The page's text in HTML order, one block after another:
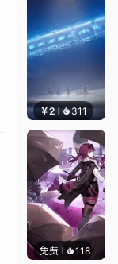
￥2 311 栩
免费 118John